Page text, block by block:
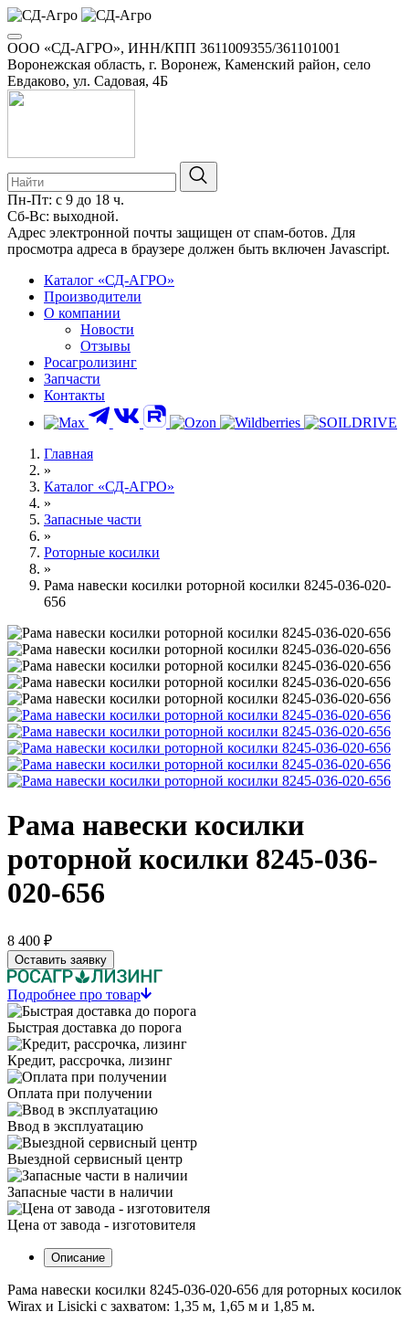
ООО «СД-АГРО», ИНН/КПП 3611009355/361101001
Воронежская область, г. Воронеж, Каменский район, село
Евдаково, ул. Садовая, 4Б
Пн-Пт: с 9 до 18 ч.
Сб-Вс: выходной.
Адрес электронной почты защищен от спам-ботов. Для
просмотра адреса в браузере должен быть включен Javascript.
Каталог «СД-АГРО»
Производители
О компании
Новости
Отзывы
Росагролизинг
Запчасти
Контакты
Главная
»
Каталог «СД-АГРО»
»
Запасные части
»
Роторные косилки
»
Рама навески косилки роторной косилки 8245-036-020-
656
Рама навески косилки
роторной косилки 8245-036-
020-656
8 400 ₽
Оставить заявку
Подробнее про товар
Быстрая доставка до порога
Кредит, рассрочка, лизинг
Оплата при получении
Ввод в эксплуатацию
Выездной сервисный центр
Запасные части в наличии
Цена от завода - изготовителя
Описание
Рама навески косилки 8245-036-020-656 для роторных косилок
Wirax и Lisicki с захватом: 1,35 м, 1,65 м и 1,85 м.